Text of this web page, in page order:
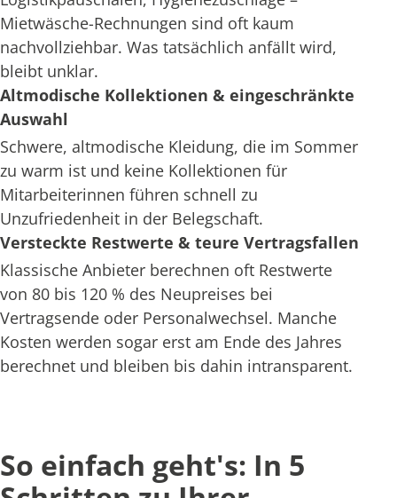
Mietwäsche-Rechnungen sind oft kaum
nachvollziehbar. Was tatsächlich anfällt wird,
bleibt unklar.
Altmodische Kollektionen & eingeschränkte
Auswahl
Schwere, altmodische Kleidung, die im Sommer
zu warm ist und keine Kollektionen für
Mitarbeiterinnen führen schnell zu
Unzufriedenheit in der Belegschaft.
Versteckte Restwerte & teure Vertragsfallen
Klassische Anbieter berechnen oft Restwerte
von 80 bis 120 % des Neupreises bei
Vertragsende oder Personalwechsel. Manche
Kosten werden sogar erst am Ende des Jahres
berechnet und bleiben bis dahin intransparent.
So einfach geht's: In 5